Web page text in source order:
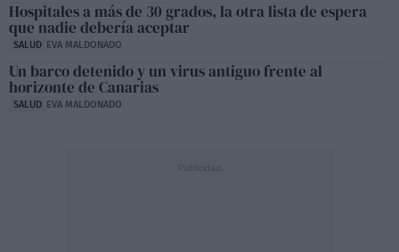
Hospitales a más de 30 grados, la otra lista de espera
que nadie debería aceptar
SALUD EVA MALDONADO
Un barco detenido y un virus antiguo frente al
horizonte de Canarias
SALUD EVA MALDONADO